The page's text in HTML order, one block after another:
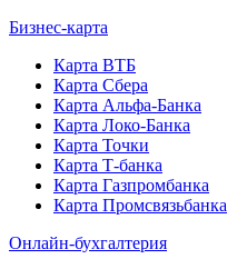
Бизнес-карта
Карта ВТБ
Карта Сбера
Карта Альфа-Банка
Карта Локо-Банка
Карта Точки
Карта Т-банка
Карта Газпромбанка
Карта Промсвязьбанка
Онлайн-бухгалтерия